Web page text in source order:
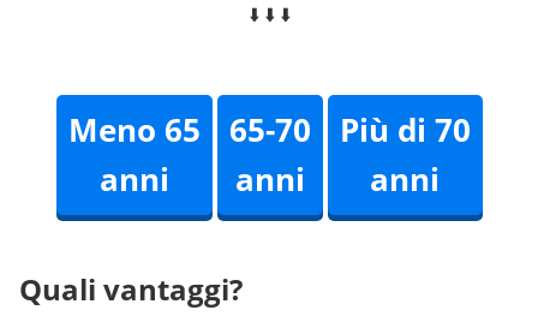
⬇️ ⬇️ ⬇️
Meno 65
anni
65-70
anni
Più di 70
anni
Quali vantaggi?